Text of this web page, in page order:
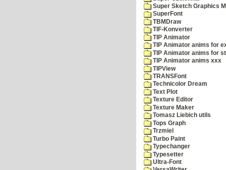
Super Sketch Graphics
SuperFont
TBMDraw
TIF-Konverter
TIP Animator
TIP Animator anims for
TIP Animator anims for
TIP Animator anims xxx
TIPView
TRANSFont
Technicolor Dream
Text Plot
Texture Editor
Texture Maker
Tomasz Liebich utils
Tops Graph
Trzmiel
Turbo Paint
Typechanger
Typesetter
Ultra-Font